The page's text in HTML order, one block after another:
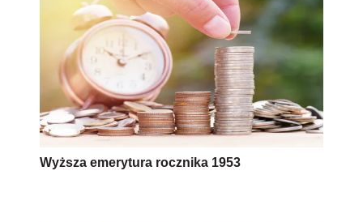
Wyższa emerytura rocznika 1953